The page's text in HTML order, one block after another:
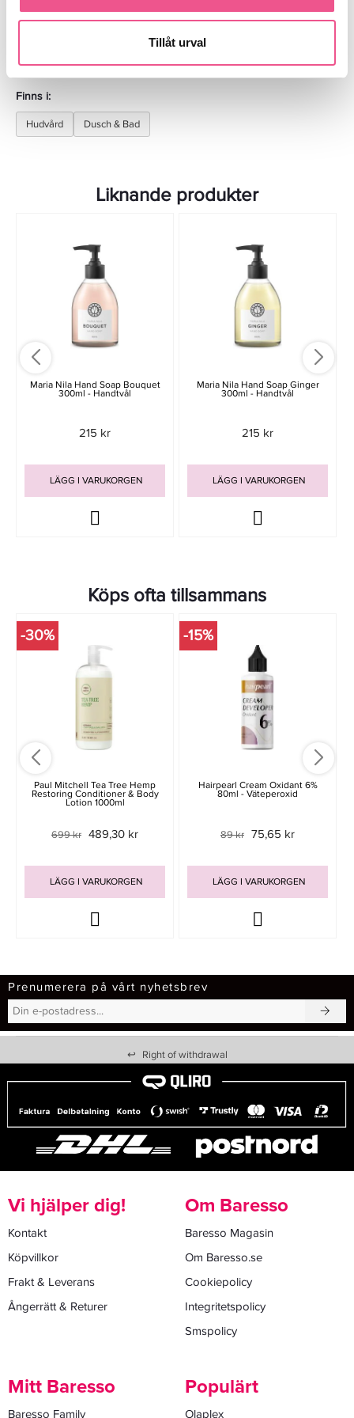
Tillåt urval
Finns i:
Hudvård Dusch & Bad
Liknande produkter
Maria Nila Hand Soap Bouquet
300ml - Handtvål
215 kr
LÄGG I VARUKORGEN
Maria Nila Hand Soap Ginger
300ml - Handtvål
215 kr
LÄGG I VARUKORGEN
Köps ofta tillsammans
-30%
Paul Mitchell Tea Tree Hemp
Restoring Conditioner & Body
Lotion 1000ml
699 kr 489,30 kr
LÄGG I VARUKORGEN
-15%
Hairpearl Cream Oxidant 6%
80ml - Väteperoxid
89 kr 75,65 kr
LÄGG I VARUKORGEN
Prenumerera på vårt nyhetsbrev
↩ Right of withdrawal
Vi hjälper dig!
Kontakt
Köpvillkor
Frakt & Leverans
Ångerrätt & Returer
Om Baresso
Baresso Magasin
Om Baresso.se
Cookiepolicy
Integritetspolicy
Smspolicy
Mitt Baresso
Baresso Family
Populärt
Olaplex